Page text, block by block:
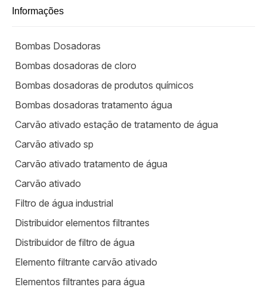
Informações
Bombas Dosadoras
Bombas dosadoras de cloro
Bombas dosadoras de produtos químicos
Bombas dosadoras tratamento água
Carvão ativado estação de tratamento de água
Carvão ativado sp
Carvão ativado tratamento de água
Carvão ativado
Filtro de água industrial
Distribuidor elementos filtrantes
Distribuidor de filtro de água
Elemento filtrante carvão ativado
Elementos filtrantes para água